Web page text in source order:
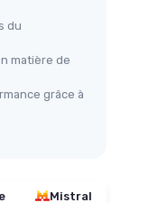
du
matière de
grâce à
Mistral